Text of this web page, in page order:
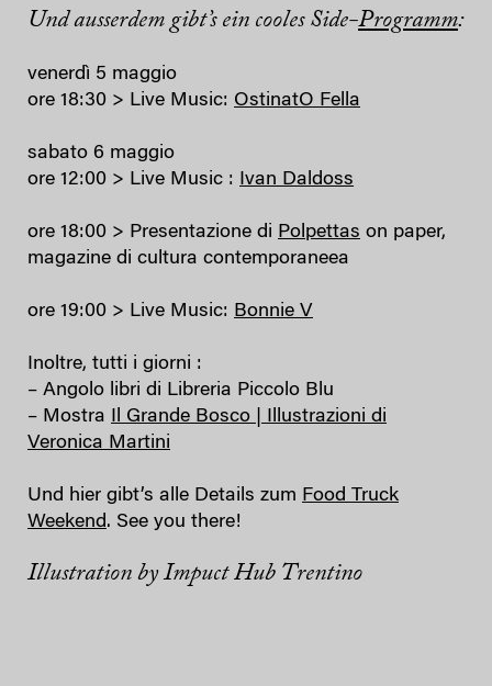
Und ausserdem gibt’s ein cooles Side-Programm:
venerdì 5 maggio
ore 18:30 > Live Music: OstinatO Fella
sabato 6 maggio
ore 12:00 > Live Music : Ivan Daldoss
ore 18:00 > Presentazione di Polpettas on paper,
magazine di cultura contemporaneea
ore 19:00 > Live Music: Bonnie V
Inoltre, tutti i giorni :
– Angolo libri di Libreria Piccolo Blu
– Mostra Il Grande Bosco | Illustrazioni di
Veronica Martini
Und hier gibt’s alle Details zum Food Truck
Weekend. See you there!
Illustration by Impuct Hub Trentino